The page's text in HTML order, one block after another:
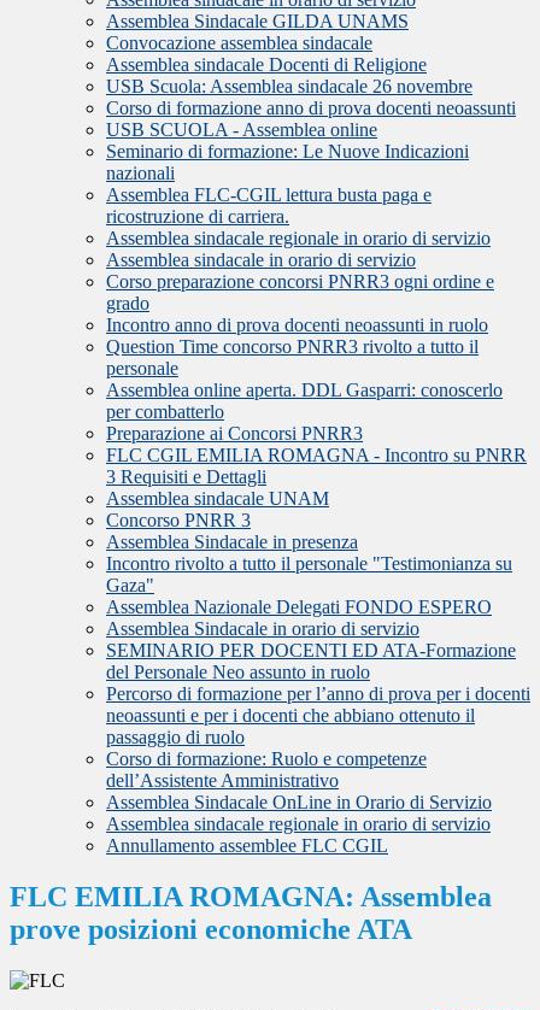
Assemblea Sindacale GILDA UNAMS
Convocazione assemblea sindacale
Assemblea sindacale Docenti di Religione
USB Scuola: Assemblea sindacale 26 novembre
Corso di formazione anno di prova docenti neoassunti
USB SCUOLA - Assemblea online
Seminario di formazione: Le Nuove Indicazioni
nazionali
Assemblea FLC-CGIL lettura busta paga e
ricostruzione di carriera.
Assemblea sindacale regionale in orario di servizio
Assemblea sindacale in orario di servizio
Corso preparazione concorsi PNRR3 ogni ordine e
grado
Incontro anno di prova docenti neoassunti in ruolo
Question Time concorso PNRR3 rivolto a tutto il
personale
Assemblea online aperta. DDL Gasparri: conoscerlo
per combatterlo
Preparazione ai Concorsi PNRR3
FLC CGIL EMILIA ROMAGNA - Incontro su PNRR
3 Requisiti e Dettagli
Assemblea sindacale UNAM
Concorso PNRR 3
Assemblea Sindacale in presenza
Incontro rivolto a tutto il personale "Testimonianza su
Gaza"
Assemblea Nazionale Delegati FONDO ESPERO
Assemblea Sindacale in orario di servizio
SEMINARIO PER DOCENTI ED ATA-Formazione
del Personale Neo assunto in ruolo
Percorso di formazione per l’anno di prova per i docenti
neoassunti e per i docenti che abbiano ottenuto il
passaggio di ruolo
Corso di formazione: Ruolo e competenze
dell’Assistente Amministrativo
Assemblea Sindacale OnLine in Orario di Servizio
Assemblea sindacale regionale in orario di servizio
Annullamento assemblee FLC CGIL
FLC EMILIA ROMAGNA: Assemblea
prove posizioni economiche ATA